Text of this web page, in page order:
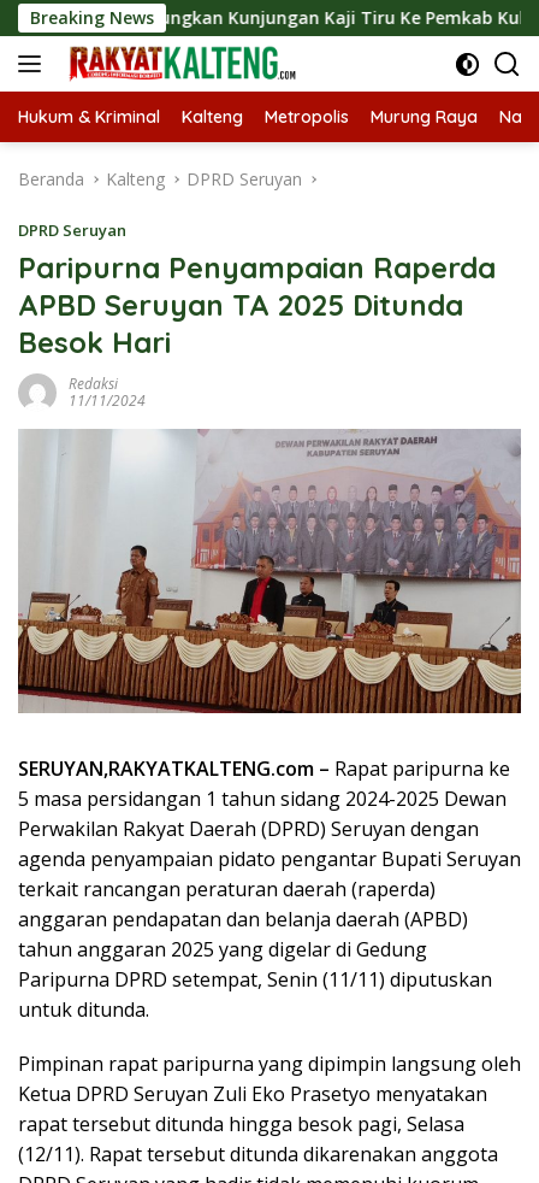
Langsung
ke
konten
Breaking NewsKunjungan Kaji Tiru Ke Pemkab Kulon Progo
Hukum & Kriminal Kalteng Metropolis Murung Raya
Beranda Kalteng DPRD Seruyan
DPRD Seruyan
Paripurna Penyampaian Raperda
APBD Seruyan TA 2025 Ditunda
Besok Hari
Redaksi
11/11/2024
SERUYAN,RAKYATKALTENG.com – Rapat paripurna ke
5 masa persidangan 1 tahun sidang 2024-2025 Dewan
Perwakilan Rakyat Daerah (DPRD) Seruyan dengan
agenda penyampaian pidato pengantar Bupati Seruyan
terkait rancangan peraturan daerah (raperda)
anggaran pendapatan dan belanja daerah (APBD)
tahun anggaran 2025 yang digelar di Gedung
Paripurna DPRD setempat, Senin (11/11) diputuskan
untuk ditunda.
Pimpinan rapat paripurna yang dipimpin langsung oleh
Ketua DPRD Seruyan Zuli Eko Prasetyo menyatakan
rapat tersebut ditunda hingga besok pagi, Selasa
(12/11). Rapat tersebut ditunda dikarenakan anggota